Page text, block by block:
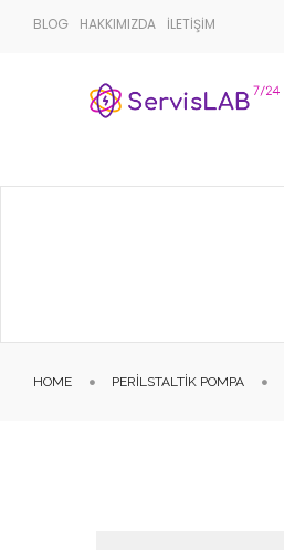
BLOG HAKKIMIZDA İLETİŞİM
HOME PERILSTALTIK POMPA